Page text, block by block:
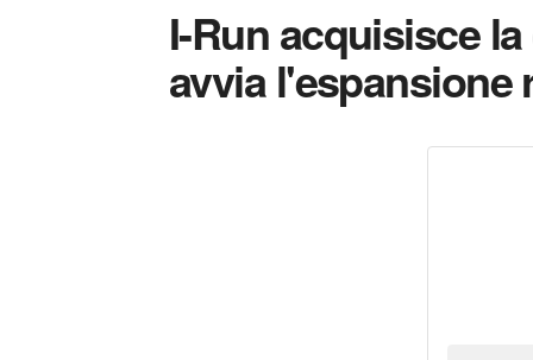
I-Run acquisisce
avvia l'espansione